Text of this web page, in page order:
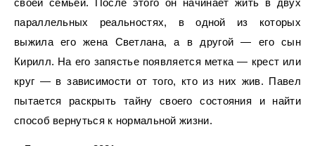
своей семьёй. После этого он начинает жить в двух
параллельных реальностях, в одной из которых
выжила его жена Светлана, а в другой — его сын
Кирилл. На его запястье появляется метка — крест или
круг — в зависимости от того, кто из них жив. Павел
пытается раскрыть тайну своего состояния и найти
способ вернуться к нормальной жизни.